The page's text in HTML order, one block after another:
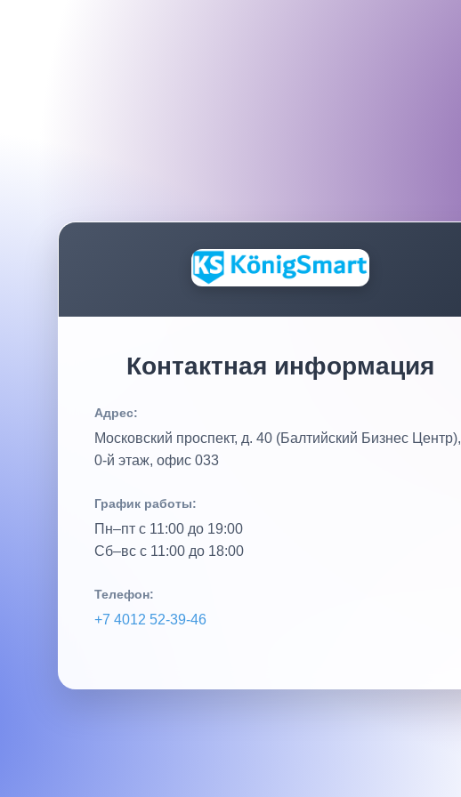
Контактная информация
Адрес:
Московский проспект, д. 40 (Балтийский Бизнес Центр),
0‑й этаж, офис 033
График работы:
Пн–пт с 11:00 до 19:00
Сб–вс с 11:00 до 18:00
Телефон:
+7 4012 52‑39‑46